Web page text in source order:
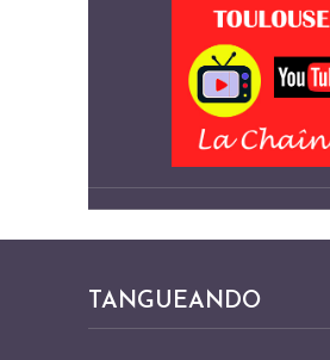
TANGUEANDO